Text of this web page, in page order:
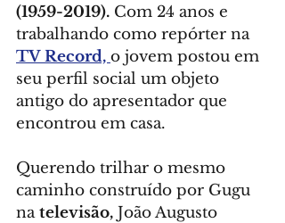
(1959-2019). Com 24 anos e
trabalhando como repórter na
TV Record, o jovem postou em
seu perfil social um objeto
antigo do apresentador que
encontrou em casa.
Querendo trilhar o mesmo
caminho construído por Gugu
na televisão, João Augusto